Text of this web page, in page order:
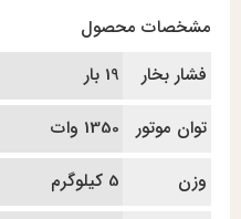
مشخصات محصول
فشار بخار
19 بار
توان موتور
1350 وات
وزن
5 کیلوگرم